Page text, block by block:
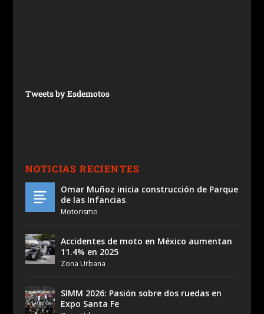
Tweets by Esdemotos
NOTICIAS RECIENTES
Omar Muñoz inicia construcción de Parque
de las Infancias
Motorismo
Accidentes de moto en México aumentan
11.4% en 2025
Zona Urbana
SIMM 2026: Pasión sobre dos ruedas en
Expo Santa Fe